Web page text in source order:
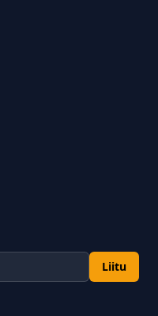
Liitu